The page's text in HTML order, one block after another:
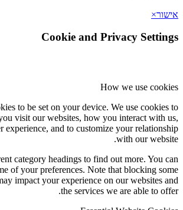
אישור×
Cookie and Privacy Settings
How we use cookies
to be set on your device. We use cookies to
visit our websites, how you interact with us,
experience, and to customize your relationship
with our website.
category headings to find out more. You can
of your preferences. Note that blocking some
impact your experience on our websites and
the services we are able to offer.